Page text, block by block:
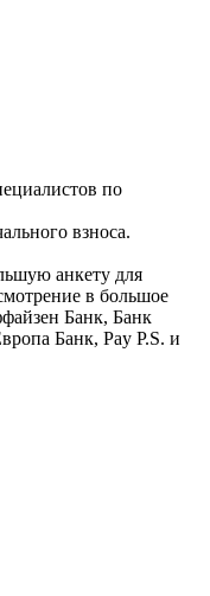
по
взноса.
анкету для
в большое
Банк, Банк
Банк, Pay P.S. и